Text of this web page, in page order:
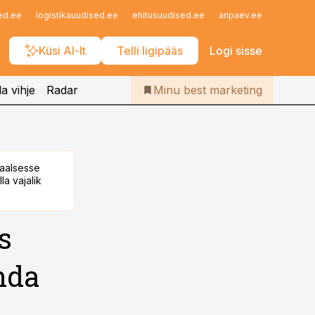
logistikauudised.ee ehitusuudised.ee aripaev.ee
Küsi AI-lt Telli ligipääs Logi sisse
Iseteenindus
Telli Bestmarketing
vihje Radar Minu best marketing
vajalik